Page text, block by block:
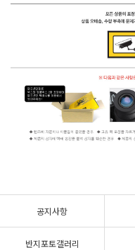
공지사항
반지포토갤러리